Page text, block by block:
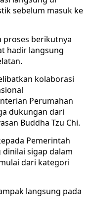
sebelum masuk ke
proses berikutnya
hadir langsung
kolaborasi
Perumahan
dukungan dari
Buddha Tzu Chi.
Pemerintah
dinilai sigap dalam
dari kategori
langsung pada